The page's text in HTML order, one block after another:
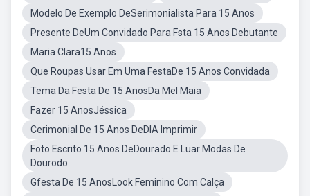
Modelo De Exemplo DeSerimonialista Para 15 Anos
Presente DeUm Convidado Para Fsta 15 Anos Debutante
Maria Clara15 Anos
Que Roupas Usar Em Uma FestaDe 15 Anos Convidada
Tema Da Festa De 15 AnosDa Mel Maia
Fazer 15 AnosJéssica
Cerimonial De 15 Anos DeDIA Imprimir
Foto Escrito 15 Anos DeDourado E Luar Modas De
Dourodo
Gfesta De 15 AnosLook Feminino Com Calça